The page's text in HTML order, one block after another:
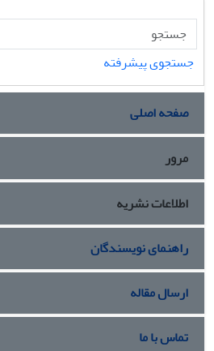
جستجوی پیشرفته
صفحه اصلی
مرور
اطلاعات نشریه
راهنمای نویسندگان
ارسال مقاله
تماس با ما